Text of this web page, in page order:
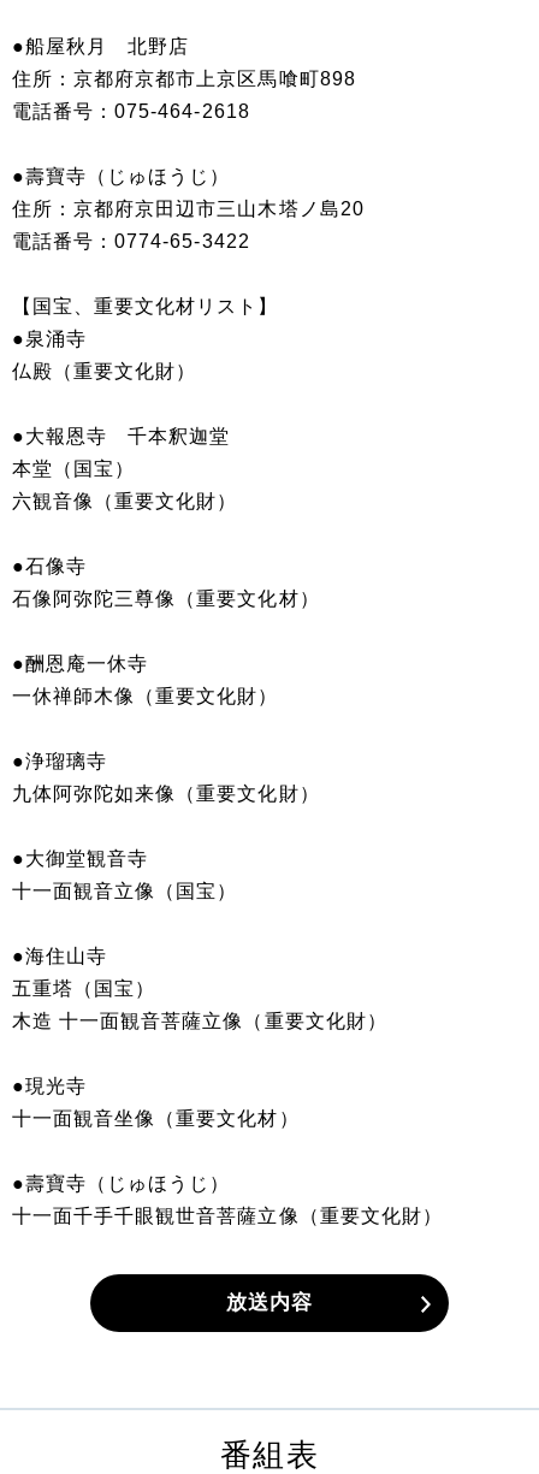
●船屋秋月 北野店
住所：京都府京都市上京区馬喰町898
電話番号：075-464-2618
●壽寶寺（じゅほうじ）
住所：京都府京田辺市三山木塔ノ島20
電話番号：0774-65-3422
【国宝、重要文化材リスト】
●泉涌寺
仏殿（重要文化財）
●大報恩寺 千本釈迦堂
本堂（国宝）
六観音像（重要文化財）
●石像寺
石像阿弥陀三尊像（重要文化材）
●酬恩庵一休寺
一休禅師木像（重要文化財）
●浄瑠璃寺
九体阿弥陀如来像（重要文化財）
●大御堂観音寺
十一面観音立像（国宝）
●海住山寺
五重塔（国宝）
木造 十一面観音菩薩立像（重要文化財）
●現光寺
十一面観音坐像（重要文化材）
●壽寶寺（じゅほうじ）
十一面千手千眼観世音菩薩立像（重要文化財）
放送内容
番組表